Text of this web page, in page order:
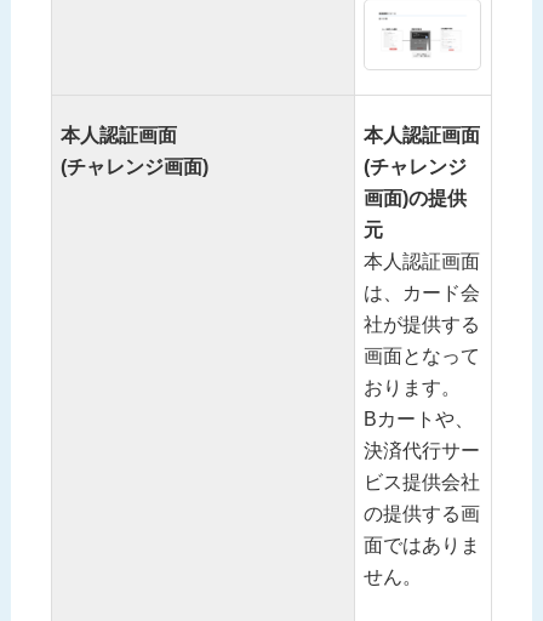
本人認証画面
(チャレンジ画面)
本人認証画面
(チャレンジ
画面)の提供
元
本人認証画面
は、カード会
社が提供する
画面となって
おります。
Bカートや、
決済代行サー
ビス提供会社
の提供する画
面ではありま
せん。